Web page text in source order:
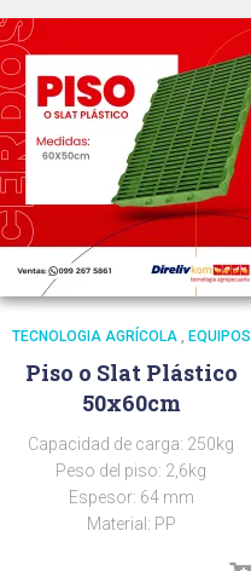
TECNOLOGIA AGRÍCOLA, EQUIPOS
Piso o Slat Plástico
50x60cm
Capacidad de carga: 250kg
Peso del piso: 2,6kg
Espesor: 64 mm
Material: PP